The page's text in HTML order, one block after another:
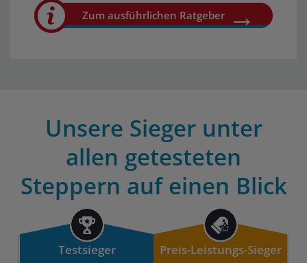
Zum ausführlichen Ratgeber
Unsere Sieger unter
allen getesteten
Steppern auf einen Blick
Testsieger Preis-Leistungs-Sieger